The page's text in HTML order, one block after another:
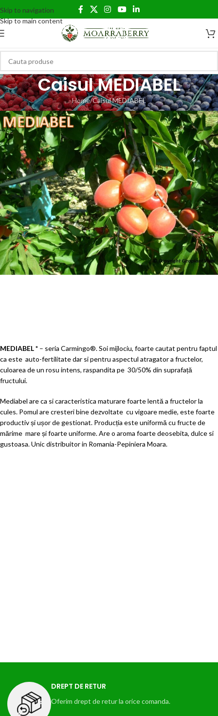
Skip to navigation
Skip to main content
Caisul MEDIABEL
Home Caisul MEDIABEL
MEDIABEL * – seria Carmingo®. Soi mijlociu, foarte cautat pentru faptul
ca este auto-fertilitate dar si pentru aspectul atragator a fructelor,
culoarea de un rosu intens, raspandita pe 30/50% din suprafață
fructului.
Mediabel are ca si caracteristica maturare foarte lentă a fructelor la
cules. Pomul are cresteri bine dezvoltate cu vigoare medie, este foarte
productiv și ușor de gestionat. Producția este uniformă cu fructe de
mărime mare și foarte uniforme. Are o aroma foarte deosebita, dulce si
gustoasa. Unic distribuitor in Romania-Pepiniera Moara.
DREPT DE RETUR
Oferim drept de retur la orice comanda.